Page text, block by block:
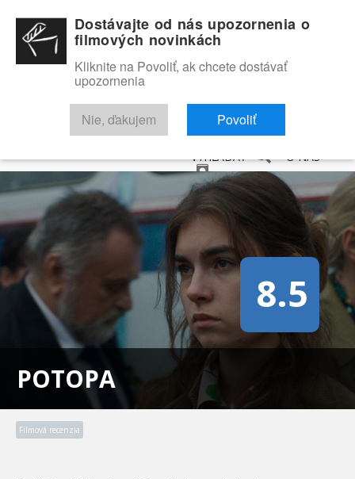
RECENZIE TRAILERY FILMOVÁ DATABÁZA
VYHĽADAŤ O NÁS
POTOPA
8.5
Filmová recenzia
Dostávajte od nás upozornenia o
filmových novinkách
Kliknite na Povoliť, ak chcete dostávať
upozornenia
Nie, ďakujem Povoliť